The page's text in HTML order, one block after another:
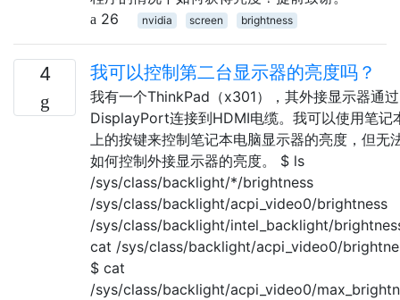
26
nvidia screen brightness
4 我可以控制第二台显示器的亮度吗？
我有一个ThinkPad（x301），其外接显示器通过
DisplayPort连接到HDMI电缆。我可以使用笔记
上的按键来控制笔记本电脑显示器的亮度，但无
如何控制外接显示器的亮度。 $ ls
/sys/class/backlight/*/brightness
/sys/class/backlight/acpi_video0/brightness
/sys/class/backlight/intel_backlight/
cat /sys/class/backlight/acpi_video0/
$ cat
/sys/class/backlight/acpi_video0/